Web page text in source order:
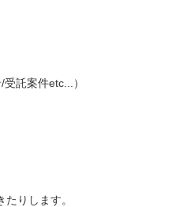
託案件etc...）
りします。